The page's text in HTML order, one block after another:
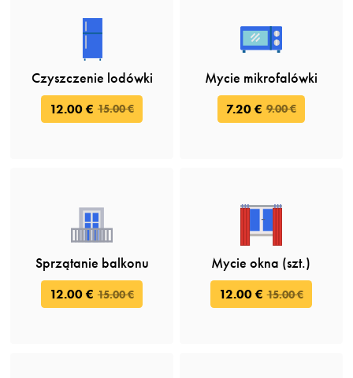
Czyszczenie lodówki
12.00 € 15.00 €
Mycie mikrofalówki
7.20 € 9.00 €
Sprzątanie balkonu
12.00 € 15.00 €
Mycie okna (szt.)
12.00 € 15.00 €